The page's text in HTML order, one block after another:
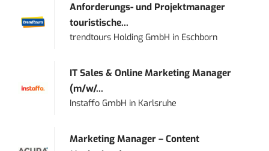
Anforderungs- und Projektmanager
touristische...
trendtours Holding GmbH in Eschborn
IT Sales & Online Marketing Manager
(m/w/...
Instaffo GmbH in Karlsruhe
Marketing Manager – Content